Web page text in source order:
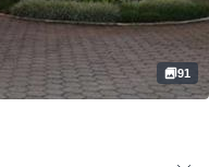
91